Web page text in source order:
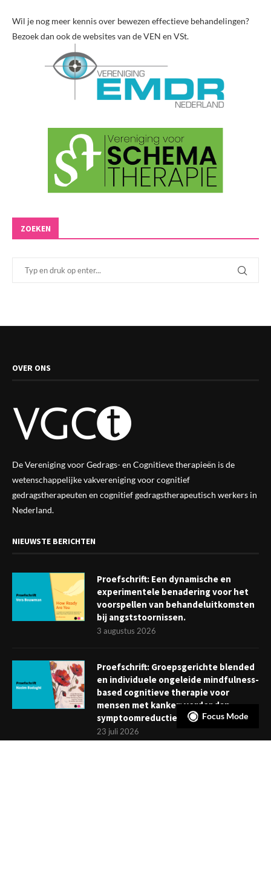
Wil je nog meer kennis over bewezen effectieve behandelingen?
Bezoek dan ook de websites van de VEN en VSt.
ZOEKEN
OVER ONS
De Vereniging voor Gedrags- en Cognitieve therapieën is de
wetenschappelijke vakverenigingvoor cognitief
gedragstherapeuten en cognitief gedragstherapeutisch werkers in
Nederland.
NIEUWSTE BERICHTEN
Proefschrift: Een dynamische en
experimentele benadering voor het
voorspellen van behandeluitkomsten
bij angststoornissen.
3 augustus 2026
Proefschrift: Groepsgerichte blended
en individuele ongeleide mindfulness-
based cognitieve therapie voor
mensen met kanker: verder dan
symptoomreductie
23 juli 2026
Focus Mode